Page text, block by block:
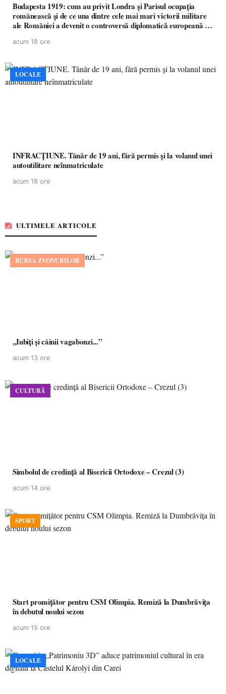
Budapesta 1919: cum au privit Londra și Parisul ocupația
românească și de ce una dintre cele mai mari victorii militare
ale României a devenit o controversă diplomatică europeană (
acum 18 ore
LOCALE
INFRACȚIUNE. Tânăr de 19 ani, fără permis și la volanul unei
autoutilitare neînmatriculate
acum 18 ore
ULTIMELE ARTICOLE
BURSA ZVONURILOR
,,Iubiți și câinii vagabonzi...”
acum 13 ore
CULTURĂ
Simbolul de credinţă al Bisericii Ortodoxe – Crezul (3)
acum 14 ore
SPORT
Start promițător pentru CSM Olimpia. Remiză la Dumbrăvița
în debutul noului sezon
acum 15 ore
LOCALE